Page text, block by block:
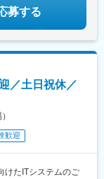
募する
／土日祝休／
歓迎
けたITシステムのご